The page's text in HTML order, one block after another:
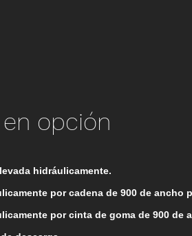
opción
hidráulicamente.
por cadena de 900 de ancho
por cinta de goma de 900 de